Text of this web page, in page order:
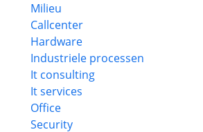
Milieu
Callcenter
Hardware
Industriele processen
It consulting
It services
Office
Security